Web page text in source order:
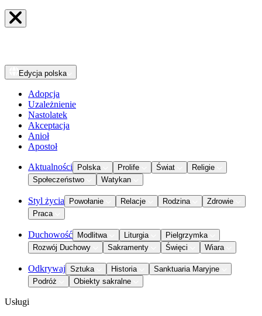
Edycja polska
Adopcja
Uzależnienie
Nastolatek
Akceptacja
Anioł
Apostoł
Aktualności Polska Prolife Świat
Religie
Społeczeństwo
Watykan
Styl życia Powołanie Relacje Rodzina
Zdrowie
Praca
Duchowość Modlitwa Liturgia
Pielgrzymka
Rozwój Duchowy
Sakramenty Święci Wiara
Odkrywaj Sztuka Historia
Sanktuaria Maryjne
Podróż
Obiekty sakralne
Usługi